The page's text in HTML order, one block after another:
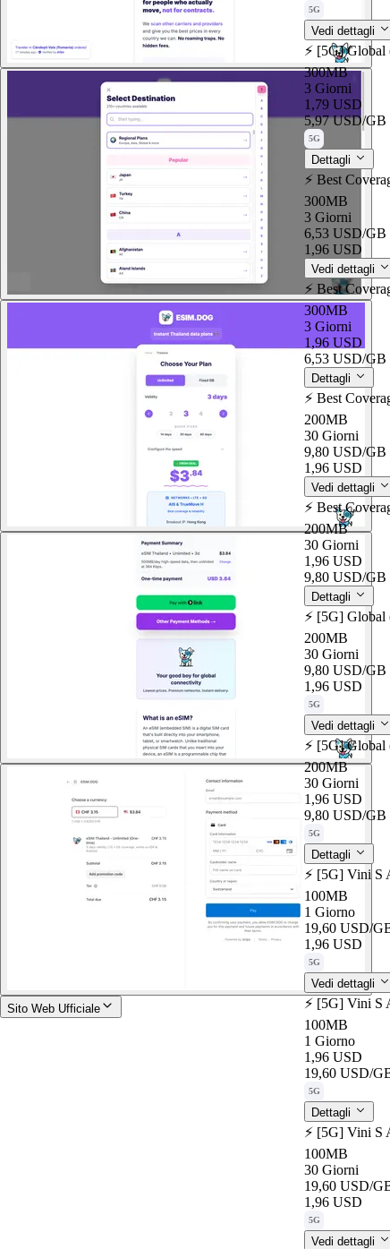
Sito Web Ufficiale
5G
Vedi dettagli
⚡️ [5G]
300MB
3 Giorni
1,79 USD
5,97 USD/GB
5G
Dettagli
⚡️ Best
300MB
3 Giorni
6,53 USD/GB
1,96 USD
Vedi dettagli
⚡️ Best
300MB
3 Giorni
1,96 USD
6,53 USD/GB
Dettagli
⚡️ Best
200MB
30 Giorni
9,80 USD/GB
1,96 USD
Vedi dettagli
⚡️ Best
200MB
30 Giorni
1,96 USD
9,80 USD/GB
Dettagli
⚡️ [5G]
200MB
30 Giorni
9,80 USD/GB
1,96 USD
5G
Vedi dettagli
⚡️ [5G]
200MB
30 Giorni
1,96 USD
9,80 USD/GB
5G
Dettagli
⚡️ [5G] Vini S
100MB
1 Giorno
19,60 USD/
1,96 USD
5G
Vedi dettagli
⚡️ [5G] Vini S
100MB
1 Giorno
1,96 USD
19,60 USD/
5G
Dettagli
⚡️ [5G] Vini S
100MB
30 Giorni
19,60 USD/
1,96 USD
5G
Vedi dettagli